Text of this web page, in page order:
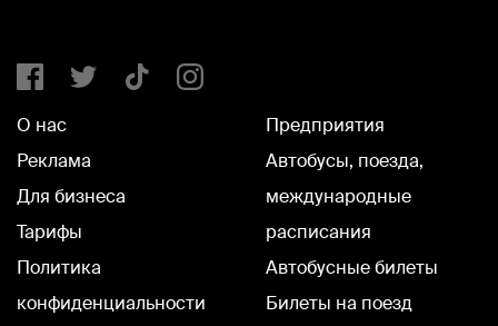
О нас
Реклама
Для бизнеса
Тарифы
Политика
конфиденциальности
Предприятия
Автобусы, поезда,
международные
расписания
Автобусные билеты
Билеты на поезд